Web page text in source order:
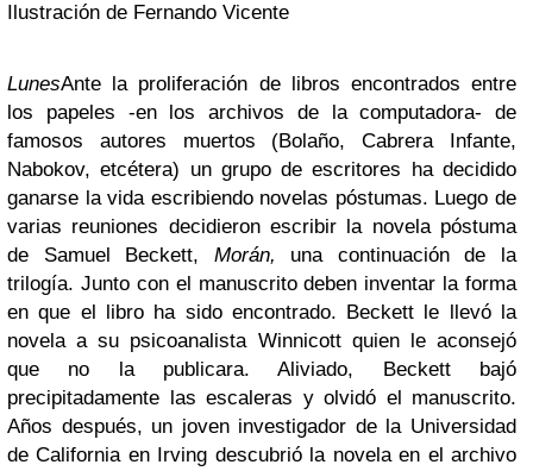
Ilustración de Fernando Vicente
LunesAnte la proliferación de libros encontrados entre
los papeles -en los archivos de la computadora- de
famosos autores muertos (Bolaño, Cabrera Infante,
Nabokov, etcétera) un grupo de escritores ha decidido
ganarse la vida escribiendo novelas póstumas. Luego de
varias reuniones decidieron escribir la novela póstuma
de Samuel Beckett, Morán, una continuación de la
trilogía. Junto con el manuscrito deben inventar la forma
en que el libro ha sido encontrado. Beckett le llevó la
novela a su psicoanalista Winnicott quien le aconsejó
que no la publicara. Aliviado, Beckett bajó
precipitadamente las escaleras y olvidó el manuscrito.
Años después, un joven investigador de la Universidad
de California en Irving descubrió la novela en el archivo